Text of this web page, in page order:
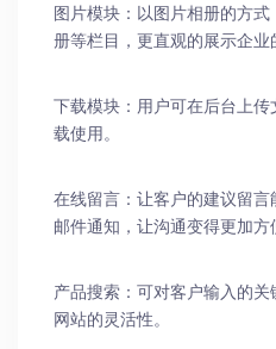
图片模块：以图片相册的方
册等栏目，更直观的展示企业
下载模块：用户可在后台上
载使用。
在线留言：让客户的建议留
邮件通知，让沟通变得更加方
产品搜索：可对客户输入的
网站的灵活性。